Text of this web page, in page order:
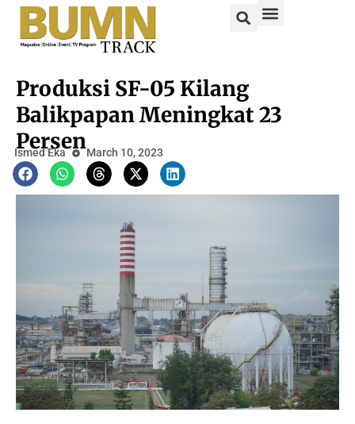
Produksi SF-05 Kilang
Balikpapan Meningkat 23
Persen
Ismed Eka March 10, 2023